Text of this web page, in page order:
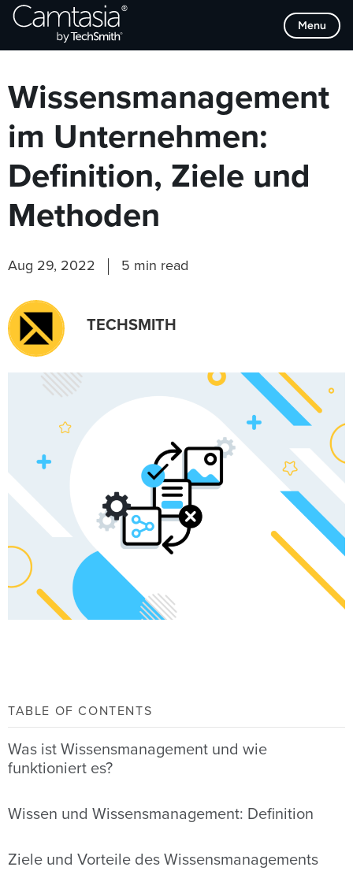
Direkt
zum
Menu
Browse Categories
Wissensmanagement
im Unternehmen:
Definition, Ziele und
Methoden
Aug 29, 2022 5 min read
TECHSMITH
TABLE OF CONTENTS
Was ist Wissensmanagement und wie
funktioniert es?
Wissen und Wissensmanagement: Definition
Ziele und Vorteile des Wissensmanagements